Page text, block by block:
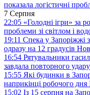
показала логістичні
7 Серпня
22:05 «Голодні ігри» за
проблеми зі світлом і
19:11 Спека у Запоріжжі
одразу на 12 градусів
16:54 Рятувальники
завдала повторного удару
15:55 Які будинки в
наприкінці робочого дня
15:02 Із 15 серпня на